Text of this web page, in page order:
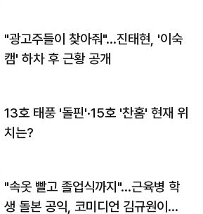
"광고주들이 찾아줘"…진태현, '이숙
캠' 하차 후 근황 공개
13호 태풍 '돌핀'·15호 '찬홈' 현재 위
치는?
"속옷 빨고 졸업식까지"…근육병 학
생 돌본 공익, 코미디언 김규원이었